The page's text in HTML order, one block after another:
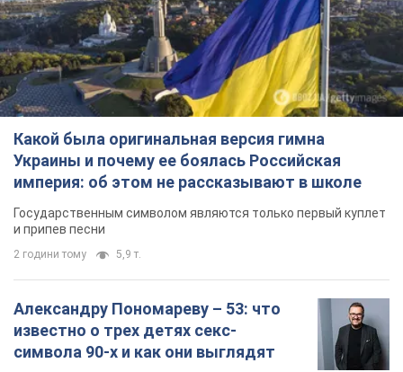
Какой была оригинальная версия гимна
Украины и почему ее боялась Российская
империя: об этом не рассказывают в школе
Государственным символом являются только первый куплет
и припев песни
2 години тому 5,9 т.
Александру Пономареву – 53: что
известно о трех детях секс-
символа 90-х и как они выглядят